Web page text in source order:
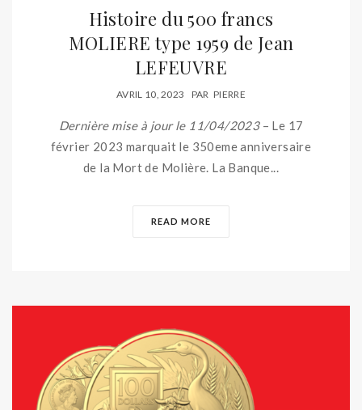
Histoire du 500 francs
MOLIERE type 1959 de Jean
LEFEUVRE
AVRIL 10, 2023 PAR PIERRE
Dernière mise à jour le 11/04/2023– Le 17
février 2023 marquait le 350eme anniversaire
de la Mort de Molière. La Banque...
READ MORE